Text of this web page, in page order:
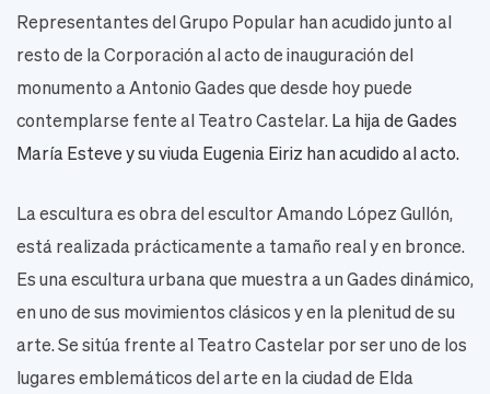
Representantes del Grupo Popular han acudido junto al
resto de la Corporación al acto de inauguración del
monumento a Antonio Gades que desde hoy puede
contemplarse fente al Teatro Castelar. La hija de Gades
María Esteve y su viuda Eugenia Eiriz han acudido al acto.
La escultura es obra del escultor Amando López Gullón,
está realizada prácticamente a tamaño real y en bronce.
Es una escultura urbana que muestra a un Gades dinámico,
en uno de sus movimientos clásicos y en la plenitud de su
arte. Se sitúa frente al Teatro Castelar por ser uno de los
lugares emblemáticos del arte en la ciudad de Elda